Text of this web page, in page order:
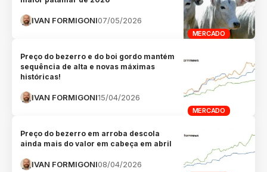
MERCADO
IVAN FORMIGONI07/05/2026
MERCADO
Preço do bezerro e do boi gordo mantém
sequência de alta e novas máximas
históricas!
IVAN FORMIGONI15/04/2026
Preço do bezerro em arroba descola
ainda mais do valor em cabeça em abril
IVAN FORMIGONI08/04/2026